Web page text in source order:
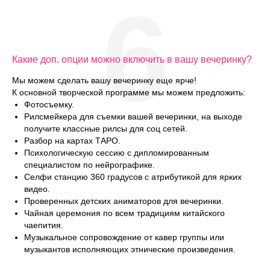
Какие доп. опции можно включить в вашу вечеринку?
Мы можем сделать вашу вечеринку еще ярче!
К основной творческой программе мы можем предложить:
Фотосъемку.
Рилсмейкера для съемки вашей вечеринки, на выходе
получите классные рилсы для соц сетей.
Разбор на картах ТАРО.
Психологическую сессию с дипломированным
специалистом по нейрографике.
Селфи станцию 360 градусов с атрибутикой для ярких
видео.
Проверенных детских аниматоров для вечеринки.
Чайная церемония по всем традициям китайского
чаепития.
Музыкальное сопровождение от кавер группы или
музыкантов исполняющих этнические произведения.
6